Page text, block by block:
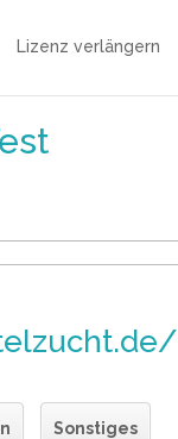
Lizenz verlängern
Sonstiges